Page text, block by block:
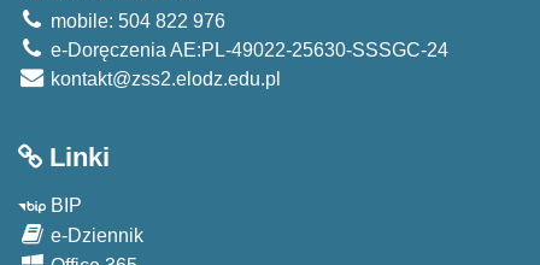
mobile: 504 822 976
e-Doręczenia AE:PL-49022-25630-SSSGC-24
kontakt@zss2.elodz.edu.pl
Linki
BIP
e-Dziennik